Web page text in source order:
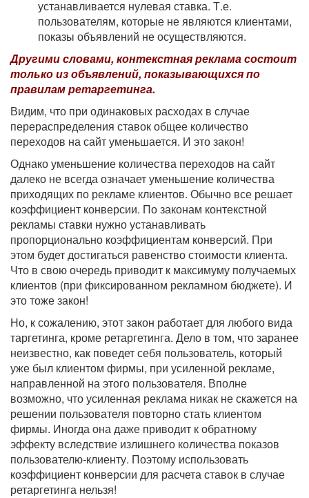
устанавливается нулевая ставка. Т.е.
пользователям, которые не являются клиентами,
показы объявлений не осуществляются.
Другими словами, контекстная реклама состоит
только из объявлений, показывающихся по
правилам ретаргетинга.
Видим, что при одинаковых расходах в случае
перераспределения ставок общее количество
переходов на сайт уменьшается. И это закон!
Однако уменьшение количества переходов на сайт
далеко не всегда означает уменьшение количества
приходящих по рекламе клиентов. Обычно все решает
коэффициент конверсии. По законам контекстной
рекламы ставки нужно устанавливать
пропорционально коэффициентам конверсий. При
этом будет достигаться равенство стоимости клиента.
Что в свою очередь приводит к максимуму получаемых
клиентов (при фиксированном рекламном бюджете). И
это тоже закон!
Но, к сожалению, этот закон работает для любого вида
таргетинга, кроме ретаргетинга. Дело в том, что заранее
неизвестно, как поведет себя пользователь, который
уже был клиентом фирмы, при усиленной рекламе,
направленной на этого пользователя. Вполне
возможно, что усиленная реклама никак не скажется на
решении пользователя повторно стать клиентом
фирмы. Иногда она даже приводит к обратному
эффекту вследствие излишнего количества показов
пользователю-клиенту. Поэтому использовать
коэффициент конверсии для расчета ставок в случае
ретаргетинга нельзя!